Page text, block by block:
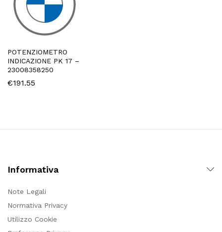
POTENZIOMETRO
INDICAZIONE PK 17 –
23008358250
€191.55
Informativa
Note Legali
Normativa Privacy
Utilizzo Cookie